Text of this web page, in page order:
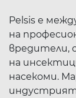
Pelsis е
на
вредители,
на
насекоми.